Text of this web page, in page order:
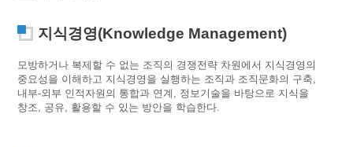
지식경영(Knowledge Management)
모방하거나 복제할 수 없는 조직의 경쟁전략 차원에서 지식경영의
중요성을 이해하고 지식경영을 실행하는 조직과 조직문화의 구축,
내부-외부 인적자원의 통합과 연계, 정보기술을 바탕으로 지식을
창조, 공유, 활용할 수 있는 방안을 학습한다.